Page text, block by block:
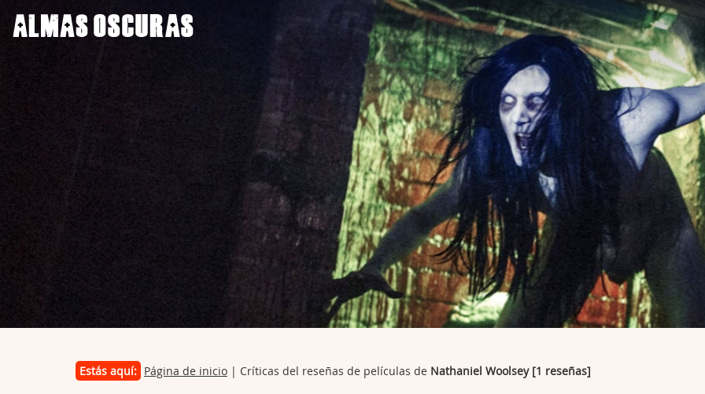
Estás aquí: Página de inicio | Críticas del reseñas de películas de Nathaniel Woolsey [1 reseñas]